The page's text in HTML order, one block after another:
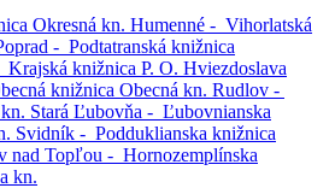
Okresná kn. Humenné - Vihorlatská
- Podtatranská knižnica
Krajská knižnica P. O. Hviezdoslava
knižnica Obecná kn. Rudlov -
Stará Ľubovňa - Ľubovnianska
Svidník - Podduklianska knižnica
nad Topľou - Hornozemplínska
kn.